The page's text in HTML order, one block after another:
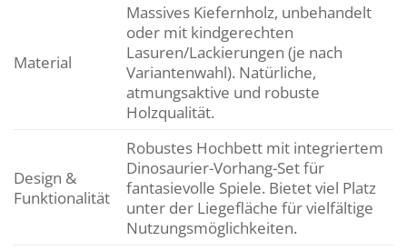
Material
Massives Kiefernholz, unbehandelt
oder mit kindgerechten
Lasuren/Lackierungen (je nach
Variantenwahl). Natürliche,
atmungsaktive und robuste
Holzqualität.
Design &
Funktionalität
Robustes Hochbett mit integriertem
Dinosaurier-Vorhang-Set für
fantasievolle Spiele. Bietet viel Platz
unter der Liegefläche für vielfältige
Nutzungsmöglichkeiten.